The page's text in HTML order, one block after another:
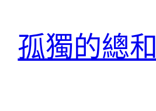
孤獨的總和